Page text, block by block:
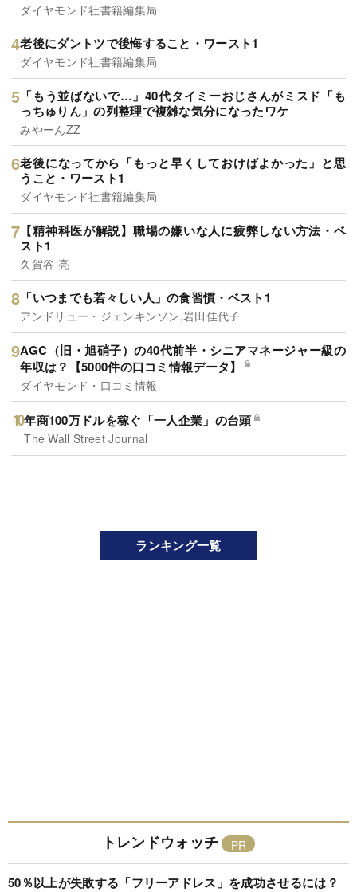
ダイヤモンド社書籍編集局
老後にダントツで後悔すること・ワースト1
ダイヤモンド社書籍編集局
「もう並ばないで…」40代タイミーおじさんがミスド「も
っちゅりん」の列整理で複雑な気分になったワケ
みやーんZZ
老後になってから「もっと早くしておけばよかった」と思
うこと・ワースト1
ダイヤモンド社書籍編集局
【精神科医が解説】職場の嫌いな人に疲弊しない方法・ベ
スト1
久賀谷 亮
「いつまでも若々しい人」の食習慣・ベスト1
アンドリュー・ジェンキンソン,岩田佳代子
AGC（旧・旭硝子）の40代前半・シニアマネージャー級の
年収は？【5000件の口コミ情報データ】
ダイヤモンド・口コミ情報
年商100万ドルを稼ぐ「一人企業」の台頭
The Wall Street Journal
ランキング一覧
トレンドウォッチ
50％以上が失敗する「フリーアドレス」を成功させるには？